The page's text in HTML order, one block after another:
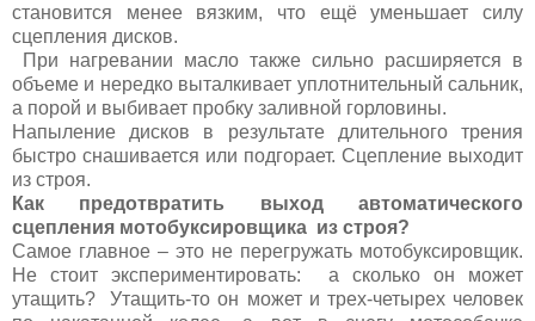
становится менее вязким, что ещё уменьшает силу
сцепления дисков.
При нагревании масло также сильно расширяется в
объеме и нередко выталкивает уплотнительный сальник,
а порой и выбивает пробку заливной горловины.
Напыление дисков в результате длительного трения
быстро снашивается или подгорает. Сцепление выходит
из строя.
Как предотвратить выход автоматического
сцепления мотобуксировщика из строя?
Самое главное – это не перегружать мотобуксировщик.
Не стоит экспериментировать: а сколько он может
утащить? Утащить-то он может и трех-четырех человек